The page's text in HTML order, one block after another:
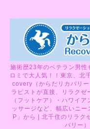
施術歴23年のベテラン男性
ロミで大人気！！東京、北
covery（からだリカバリ
ラピストが直接、リラクゼ
（フットケア）・ハワイ
ッサージなど、幅広いニ
P」から | 北千住のリラク
バリー